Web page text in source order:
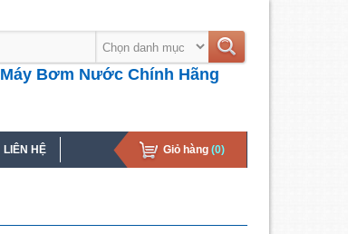
Máy Bơm Nước Chính Hãng
LIÊN HỆ Giỏ hàng (0)